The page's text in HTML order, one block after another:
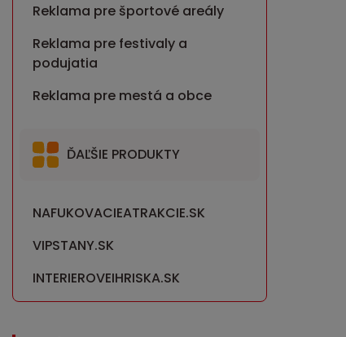
Reklama pre športové areály
Reklama pre festivaly a
podujatia
Reklama pre mestá a obce
ĎAĽŠIE PRODUKTY
NAFUKOVACIEATRAKCIE.SK
VIPSTANY.SK
INTERIEROVEIHRISKA.SK